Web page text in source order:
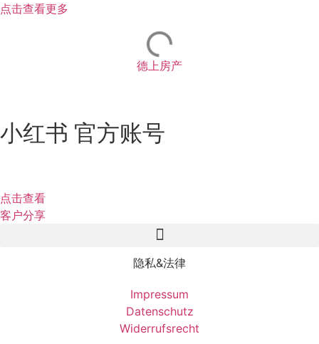
点击查看更多
德上房产
小红书 官方账号
点击查看
客户分享
隐私&法律
Impressum
Datenschutz
Widerrufsrecht